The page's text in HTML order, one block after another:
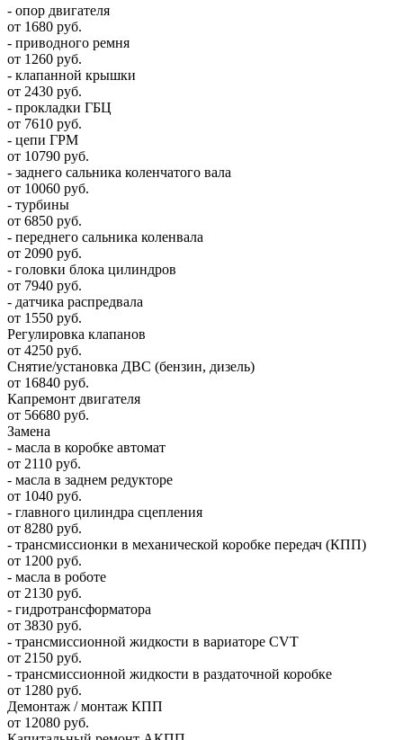
- опор двигателя
от 1680 руб.
- приводного ремня
от 1260 руб.
- клапанной крышки
от 2430 руб.
- прокладки ГБЦ
от 7610 руб.
- цепи ГРМ
от 10790 руб.
- заднего сальника коленчатого вала
от 10060 руб.
- турбины
от 6850 руб.
- переднего сальника коленвала
от 2090 руб.
- головки блока цилиндров
от 7940 руб.
- датчика распредвала
от 1550 руб.
Регулировка клапанов
от 4250 руб.
Снятие/установка ДВС (бензин, дизель)
от 16840 руб.
Капремонт двигателя
от 56680 руб.
Замена
- масла в коробке автомат
от 2110 руб.
- масла в заднем редукторе
от 1040 руб.
- главного цилиндра сцепления
от 8280 руб.
- трансмиссионки в механической коробке передач (КПП)
от 1200 руб.
- масла в роботе
от 2130 руб.
- гидротрансформатора
от 3830 руб.
- трансмиссионной жидкости в вариаторе CVT
от 2150 руб.
- трансмиссионной жидкости в раздаточной коробке
от 1280 руб.
Демонтаж / монтаж КПП
от 12080 руб.